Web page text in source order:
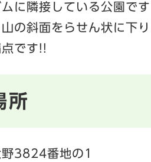
に隣接している公園で
山の斜面をらせん状に下
です!!
所
野3824番地の1